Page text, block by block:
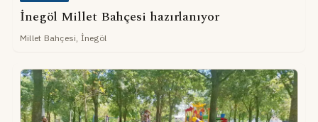
İnegöl Millet Bahçesi hazırlanıyor
Millet Bahçesi, İnegöl